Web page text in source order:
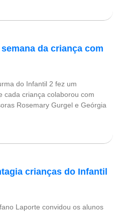
da criança com
do Infantil 2 fez um
cada criança colaborou com
Rosemary Gurgel e Geórgia
crianças do Infantil
Laporte convidou os alunos